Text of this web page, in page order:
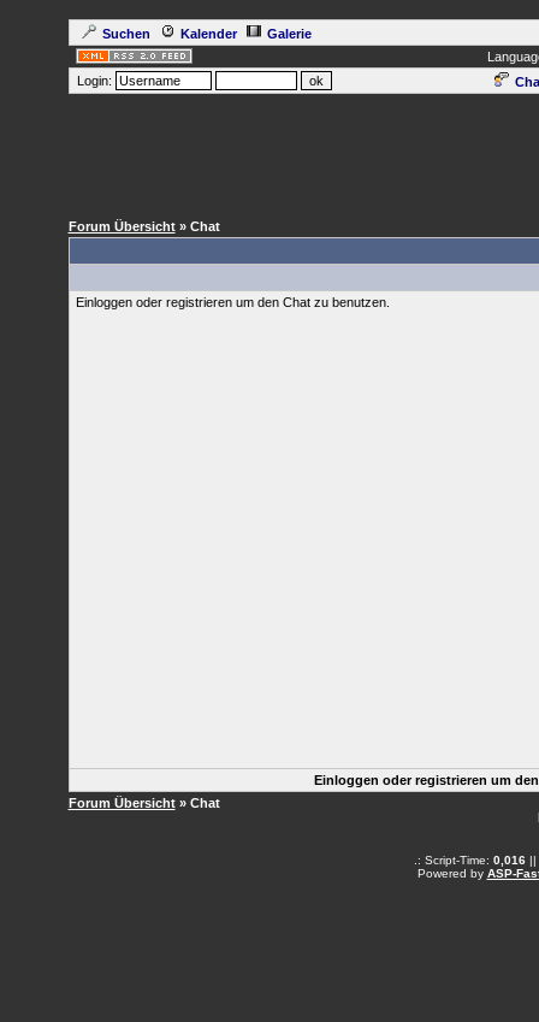
Suchen Kalender
Galerie
Login:
Forum Übersicht» Chat
Einloggen oder registrieren um den Chat zu benutzen.
Einloggen oder registrieren um
Forum Übersicht» Chat
.: Script-Time: 0,016 ||
Powered by ASP-